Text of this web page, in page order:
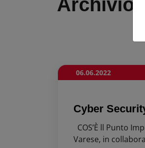
06.06.2022
Cyber
COS’È ll Punto
Varese, in